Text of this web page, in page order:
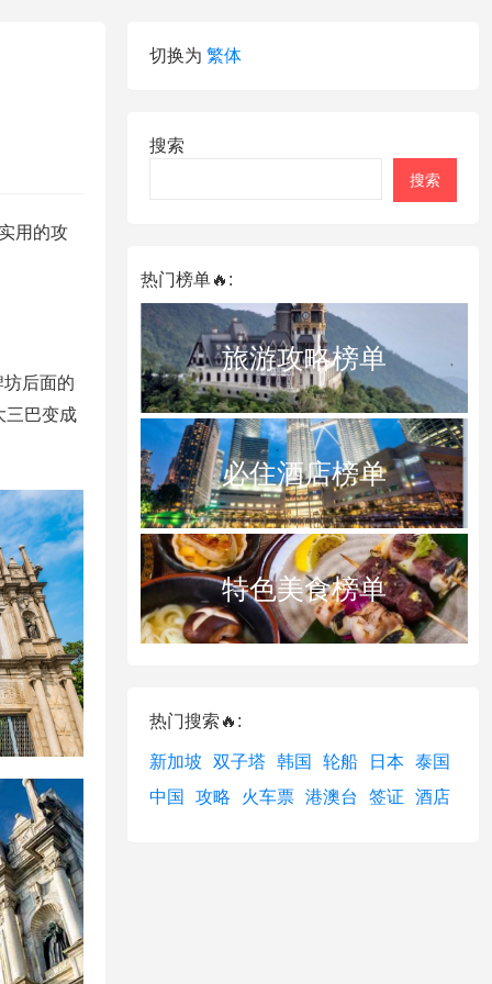
用的攻
后面的
三巴变成
切换为 繁体
搜索
搜索
热门榜单🔥:
旅游攻略榜单
必住酒店榜单
特色美食榜单
热门搜索🔥:
新加坡 双子塔 韩国 轮船 日本 泰国
中国
攻略 火车票 港澳台 签证 酒店